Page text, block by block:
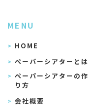
MENU
HOME
ペーパーシアターとは
ペーパーシアターの作
り方
会社概要